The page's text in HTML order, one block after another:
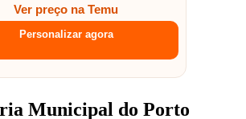
Ver preço na Temu
Personalizar agora
Municipal do Porto